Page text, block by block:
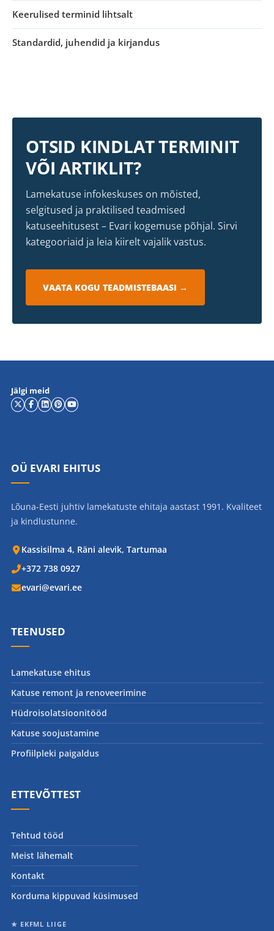
Keerulised terminid lihtsalt
Standardid, juhendid ja kirjandus
OTSID KINDLAT TERMINIT
VÕI ARTIKLIT?
Lamekatuse infokeskuses on mõisted,
selgitused ja praktilised teadmised
katuseehitusest – Evari kogemuse põhjal. Sirvi
kategooriaid ja leia kiirelt vajalik vastus.
VAATA KOGU TEADMISTEBAASI →
Jälgi meid
OÜ EVARI EHITUS
Lõuna-Eesti juhtiv lamekatuste ehitaja aastast 1991. Kvaliteet
ja kindlustunne.
Kassisilma 4, Räni alevik, Tartumaa
+372 738 0927
evari@evari.ee
TEENUSED
Lamekatuse ehitus
Katuse remont ja renoveerimine
Hüdroisolatsioonitööd
Katuse soojustamine
Profiilpleki paigaldus
ETTEVÕTTEST
Tehtud tööd
Meist lähemalt
Kontakt
Korduma kippuvad küsimused
★ EKFML LIIGE